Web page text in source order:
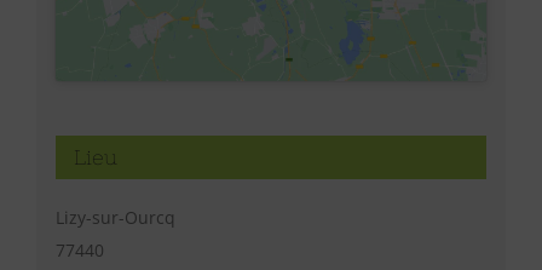
Lieu
Lizy-sur-Ourcq
77440